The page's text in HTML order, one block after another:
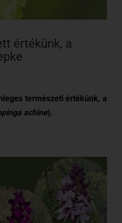
értékünk, a
természeti értékünk, a
achine).